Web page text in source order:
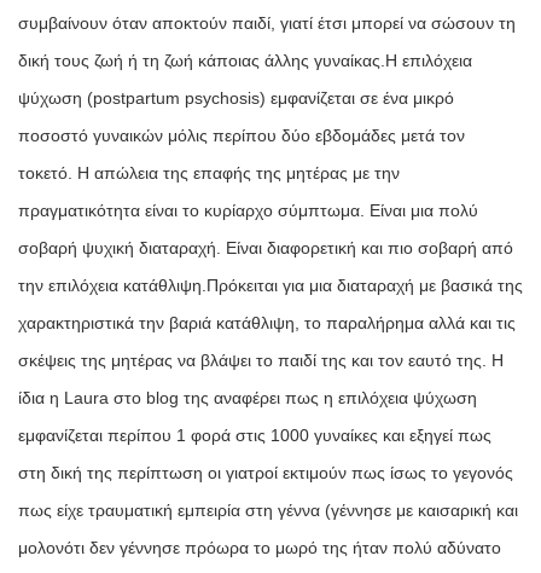
συμβαίνουν όταν αποκτούν παιδί, γιατί έτσι μπορεί να σώσουν τη
δική τους ζωή ή τη ζωή κάποιας άλλης γυναίκας. Η επιλόχεια
ψύχωση (postpartum psychosis) εμφανίζεται σε ένα μικρό
ποσοστό γυναικών μόλις περίπου δύο εβδομάδες μετά τον
τοκετό. Η απώλεια της επαφής της μητέρας με την
πραγματικότητα είναι το κυρίαρχο σύμπτωμα. Είναι μια πολύ
σοβαρή ψυχική διαταραχή. Είναι διαφορετική και πιο σοβαρή από
την επιλόχεια κατάθλιψη. Πρόκειται για μια διαταραχή με βασικά της
χαρακτηριστικά την βαριά κατάθλιψη, το παραλήρημα αλλά και τις
σκέψεις της μητέρας να βλάψει το παιδί της και τον εαυτό της. Η
ίδια η Laura στο blog της αναφέρει πως η επιλόχεια ψύχωση
εμφανίζεται περίπου 1 φορά στις 1000 γυναίκες και εξηγεί πως
στη δική της περίπτωση οι γιατροί εκτιμούν πως ίσως το γεγονός
πως είχε τραυματική εμπειρία στη γέννα (γέννησε με καισαρική και
μολονότι δεν γέννησε πρόωρα το μωρό της ήταν πολύ αδύνατο